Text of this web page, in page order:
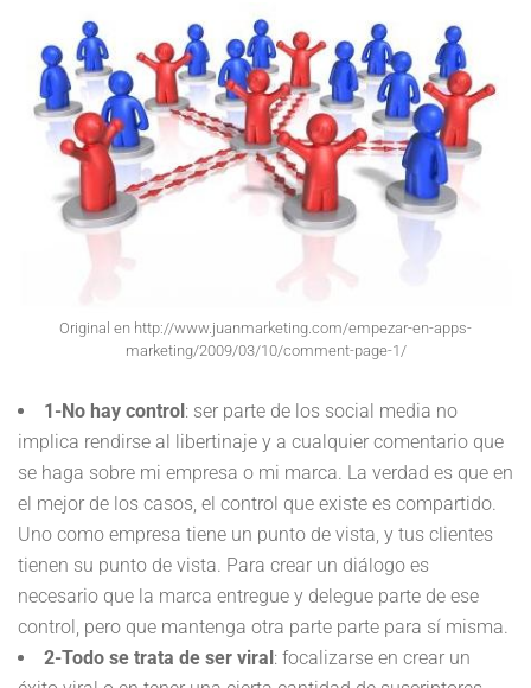
Original en http://www.juanmarketing.com/empezar-en-apps-
marketing/2009/03/10/comment-page-1/
1-No hay control: ser parte de los social media no
implica rendirse al libertinaje y a cualquier comentario que
se haga sobre mi empresa o mi marca. La verdad es que en
el mejor de los casos, el control que existe es compartido.
Uno como empresa tiene un punto de vista, y tus clientes
tienen su punto de vista. Para crear un diálogo es
necesario que la marca entregue y delegue parte de ese
control, pero que mantenga otra parte parte para sí misma.
2-Todo se trata de ser viral: focalizarse en crear un